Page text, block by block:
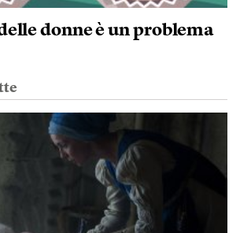
donne è un problema